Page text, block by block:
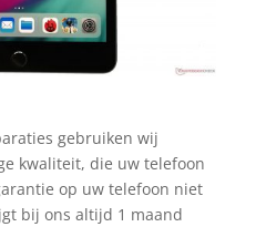
gebruiken wij
kwaliteit, die uw telefoon
op uw telefoon niet
bij ons altijd 1 maand